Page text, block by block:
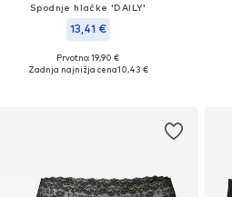
Spodnje hlačke 'DAILY'
13,41 €
Razpoložljive velikosti: XS, S, L, XL, XXL
Prvotno: 19,90 €
Zadnja najnižja cena10,43 €